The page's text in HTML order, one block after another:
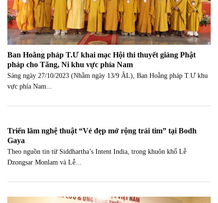
Ban Hoằng pháp T.Ư khai mạc Hội thi thuyết giảng Phật
pháp cho Tăng, Ni khu vực phía Nam
Sáng ngày 27/10/2023 (Nhằm ngày 13/9 ÂL), Ban Hoằng pháp T.Ư khu
vực phía Nam...
Triển lãm nghệ thuật “Vẻ đẹp mở rộng trái tim” tại Bodh
Gaya
Theo nguồn tin từ Siddhartha’s Intent India, trong khuôn khổ Lễ
Dzongsar Monlam và Lễ...